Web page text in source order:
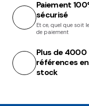
Paiement
sécurisé
Et ce, quel que soit
de paiement
Plus de 4000
références en
stock